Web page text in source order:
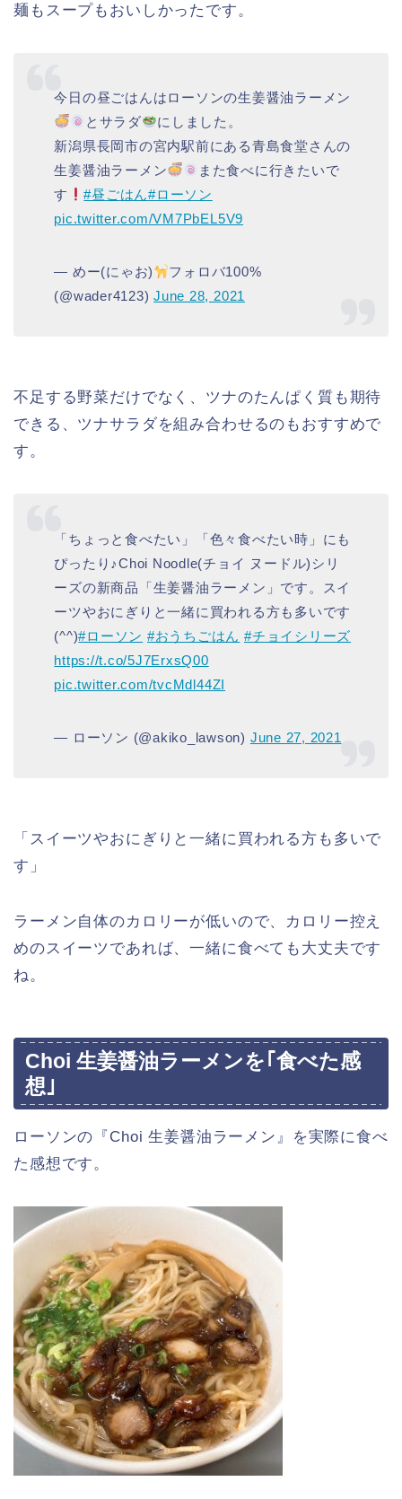
麺もスープもおいしかったです。
今日の昼ごはんはローソンの生姜醤油ラーメン
とサラダ
にしました。
新潟県長岡市の宮内駅前にある青島食堂さんの
生姜醤油ラーメン
また食べに行きたいで
す
#昼ごはん#ローソン
pic.twitter.com/VM7PbEL5V9
— めー(にゃお)
フォロバ100%
(@wader4123)June 28, 2021
不足する野菜だけでなく、ツナのたんぱく質も期待
できる、ツナサラダを組み合わせるのもおすすめで
す。
「ちょっと食べたい」「色々食べたい時」にも
ぴったり♪Choi Noodle(チョイ ヌードル)シリ
ーズの新商品「生姜醤油ラーメン」です。スイ
ーツやおにぎりと一緒に買われる方も多いです
(^^)#ローソン #おうちごはん #チョイシリーズ
https://t.co/5J7ErxsQ00
pic.twitter.com/tvcMdl44ZI
— ローソン (@akiko_lawson) June 27, 2021
「スイーツやおにぎりと一緒に買われる方も多いで
す」
ラーメン自体のカロリーが低いので、カロリー控え
めのスイーツであれば、一緒に食べても大丈夫です
ね。
Choi 生姜醤油ラーメンを｢食べた感
想｣
ローソンの『Choi 生姜醤油ラーメン』を実際に食べ
た感想です。